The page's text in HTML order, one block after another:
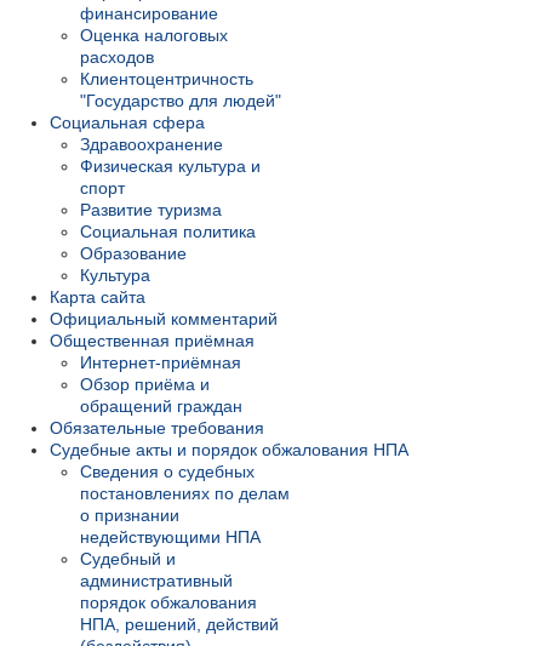
финансирование
Оценка налоговых
расходов
Клиентоцентричность
"Государство для людей"
Социальная сфера
Здравоохранение
Физическая культура и
спорт
Развитие туризма
Социальная политика
Образование
Культура
Карта сайта
Официальный комментарий
Общественная приёмная
Интернет-приёмная
Обзор приёма и
обращений граждан
Обязательные требования
Судебные акты и порядок обжалования НПА
Сведения о судебных
постановлениях по делам
о признании
недействующими НПА
Судебный и
административный
порядок обжалования
НПА, решений, действий